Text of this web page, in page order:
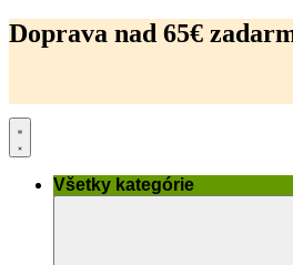
na
obsah
Doprava nad 65€
Všetky kategórie